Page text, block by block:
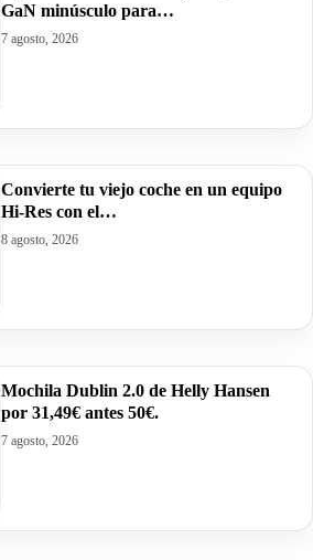
GaN minúsculo para…
7 agosto, 2026
Convierte tu viejo coche en un equipo
Hi-Res con el…
8 agosto, 2026
Mochila Dublin 2.0 de Helly Hansen
por 31,49€ antes 50€.
7 agosto, 2026